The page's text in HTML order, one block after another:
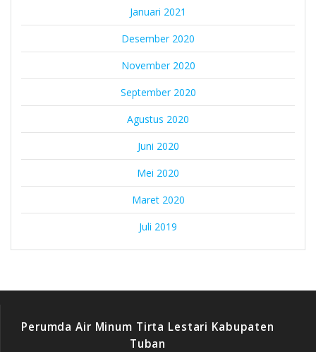
Januari 2021
Desember 2020
November 2020
September 2020
Agustus 2020
Juni 2020
Mei 2020
Maret 2020
Juli 2019
Perumda Air Minum Tirta Lestari Kabupaten
Tuban